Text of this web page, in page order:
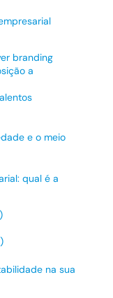
branding
a
e o meio
qual é a
na sua